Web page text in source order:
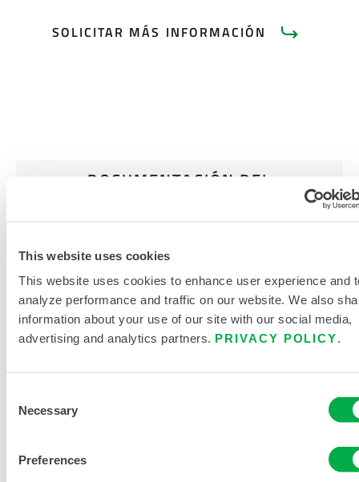
This website uses cookies
This website uses cookies to enhance user experience and
analyze performance and traffic on our website. We also
information about your use of our site with our social media,
advertising and analytics partners. PRIVACY POLICY.
Selection
Necessary
Preferences
SOLICITAR MÁS INFORMACIÓN
DOCUMENTACIÓN DEL
Y ACCESORIOS DE PROTECCIÓN
TABLA DE TALLAS DE ROPA DE
PROTECCIÓN CONTRA EL CALOR
Disponible en estas regiones de venta: CHINA, ASIA.